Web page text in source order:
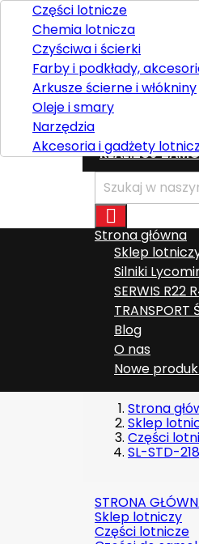
KontaktTelefon:
Witaj,
Polski
Wysyłka
Razem
REALIZUJ

Strona główna
Sklep
Części lotnicze
Chemia lotnicza
Czyściwa i ścierki
Farby i podkłady,
Arkusze ścierne i włókniny
Oleje i smary
Narzędzia
Akcesoria i gadżety
Silniki
SERWIS R22
TRANSPORT
Blog
O nas
Nowe
Strona
Sklep
Części
SL-STD-
STRONA
Sklep lotniczy
Części lotnicze